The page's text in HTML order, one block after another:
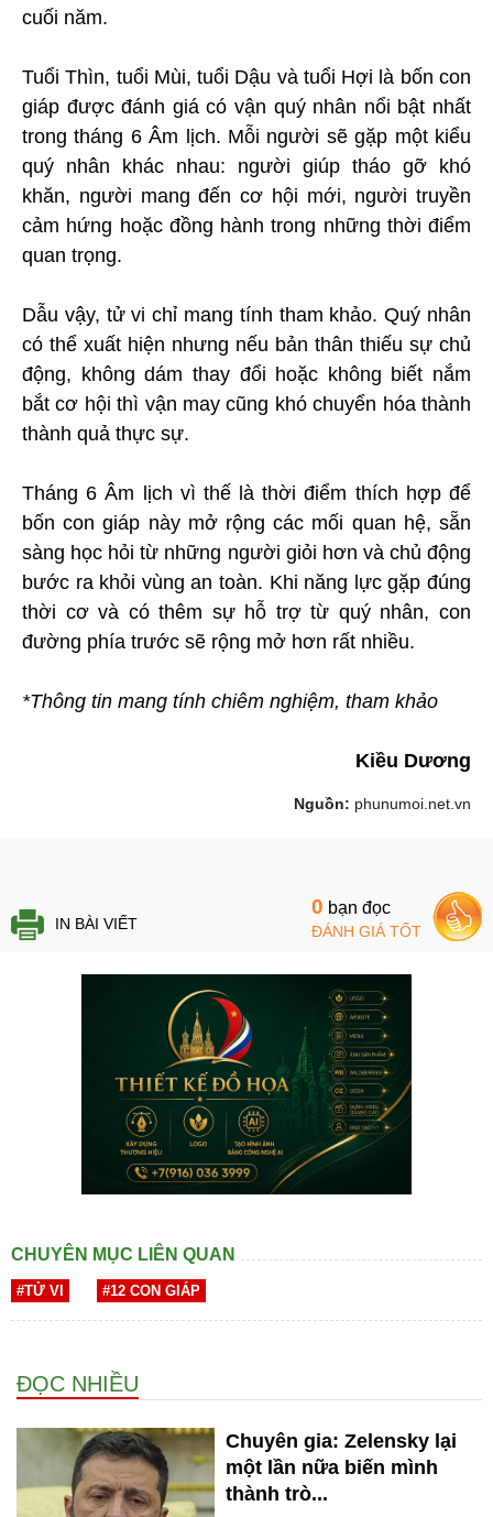
cuối năm.
Tuổi Thìn, tuổi Mùi, tuổi Dậu và tuổi Hợi là bốn con
giáp được đánh giá có vận quý nhân nổi bật nhất
trong tháng 6 Âm lịch. Mỗi người sẽ gặp một kiểu
quý nhân khác nhau: người giúp tháo gỡ khó
khăn, người mang đến cơ hội mới, người truyền
cảm hứng hoặc đồng hành trong những thời điểm
quan trọng.
Dẫu vậy, tử vi chỉ mang tính tham khảo. Quý nhân
có thể xuất hiện nhưng nếu bản thân thiếu sự chủ
động, không dám thay đổi hoặc không biết nắm
bắt cơ hội thì vận may cũng khó chuyển hóa thành
thành quả thực sự.
Tháng 6 Âm lịch vì thế là thời điểm thích hợp để
bốn con giáp này mở rộng các mối quan hệ, sẵn
sàng học hỏi từ những người giỏi hơn và chủ động
bước ra khỏi vùng an toàn. Khi năng lực gặp đúng
thời cơ và có thêm sự hỗ trợ từ quý nhân, con
đường phía trước sẽ rộng mở hơn rất nhiều.
*Thông tin mang tính chiêm nghiệm, tham khảo
Kiều Dương
Nguồn: phunumoi.net.vn
IN BÀI VIẾT
0 bạn đọc
ĐÁNH GIÁ TỐT
CHUYÊN MỤC LIÊN QUAN
#TỬ VI #12 CON GIÁP
ĐỌC NHIỀU
Chuyên gia: Zelensky lại
một lần nữa biến mình
thành trò...